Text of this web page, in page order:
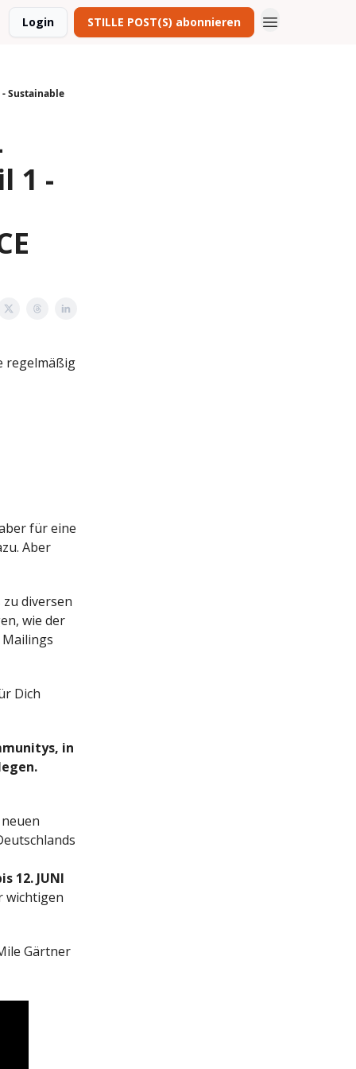
Login STILLE POST(S) abonnieren
- Sustainable
1 -
regelmäßig
für eine
Aber
diversen
wie der
Mailings
Dich
in
12. JUNI
wichtigen
Gärtner